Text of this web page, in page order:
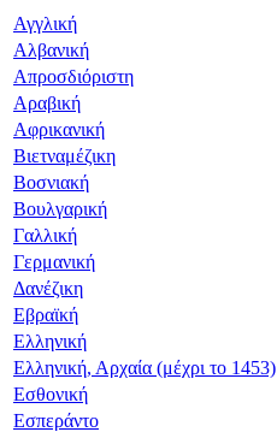
Αγγλική
Αλβανική
Απροσδιόριστη
Αραβική
Αφρικανική
Βιετναμέζικη
Βοσνιακή
Βουλγαρική
Γαλλική
Γερμανική
Δανέζικη
Εβραϊκή
Ελληνική
Ελληνική, Αρχαία (μέχρι το 1453)
Εσθονική
Εσπεράντο